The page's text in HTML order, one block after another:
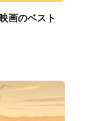
画のベスト